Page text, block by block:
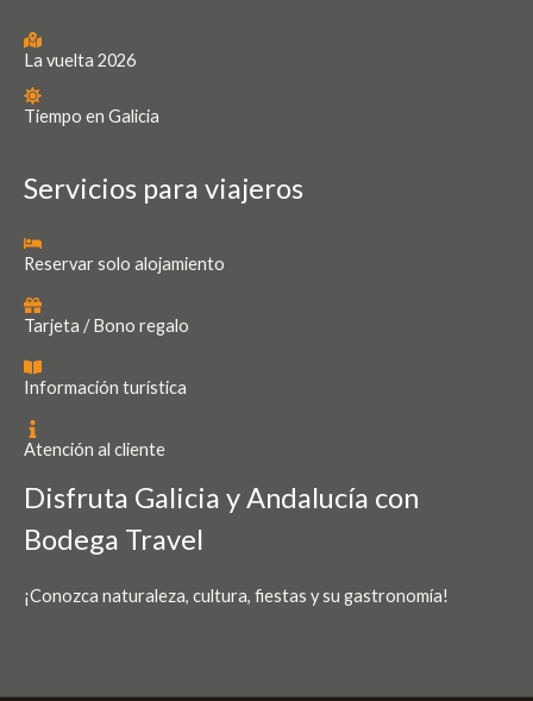
La vuelta 2026
Tiempo en Galicia
Servicios para viajeros
Reservar solo alojamiento
Tarjeta / Bono regalo
Información turística
Atención al cliente
Disfruta Galicia y Andalucía con
Bodega Travel
¡Conozca naturaleza, cultura, fiestas y su gastronomía!